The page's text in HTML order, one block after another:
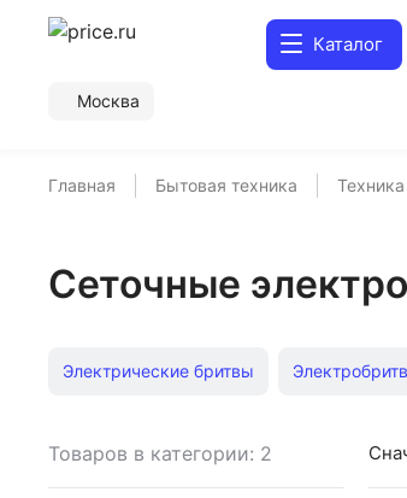
Каталог
Москва
Главная Бытовая техника
Сеточные
Электрические бритвы
Электрические бритвы Xiaomi
Товаров в категории: 2